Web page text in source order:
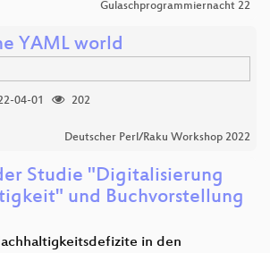
Gulaschprogrammiernacht 22
YAML world
04-01
202
Deutscher Perl/Raku Workshop 2022
Studie "Digitalisierung
und Buchvorstellung
in den